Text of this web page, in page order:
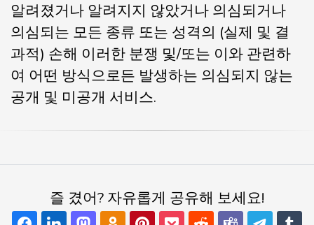
알려졌거나 알려지지 않았거나 의심되거나
의심되는 모든 종류 또는 성격의 (실제 및 결
과적) 손해 이러한 분쟁 및/또는 이와 관련하
여 어떤 방식으로든 발생하는 의심되지 않는
공개 및 미공개 서비스.
즐 겼어? 자유롭게 공유해 보세요!